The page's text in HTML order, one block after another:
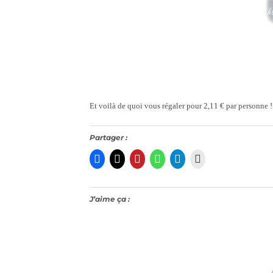
Et voilà de quoi vous régaler pour 2,11 € par personne !
Partager :
J’aime ça :